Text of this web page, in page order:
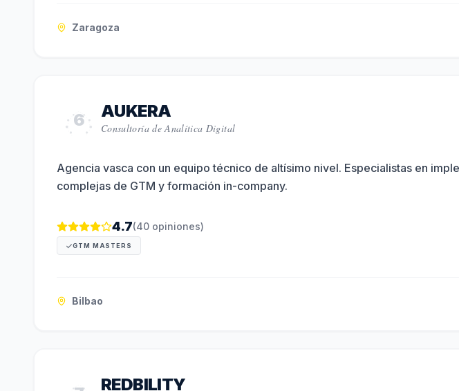
Zaragoza
6 AUKERA
Consultoría de Analítica Digital
Agencia vasca con un equipo técnico de altísimo nivel. Especialistas en
complejas de GTM y formación in-company.
4.7(40 opiniones)
GTM MASTERS
Bilbao
REDBILITY